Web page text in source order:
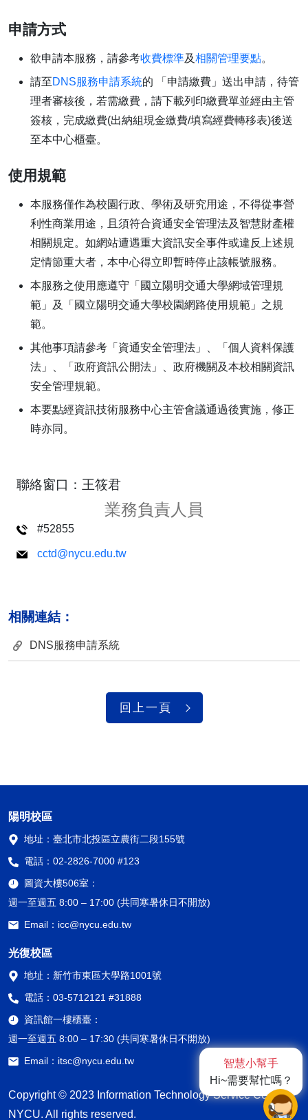
申請方式
欲申請本服務，請參考收費標準及相關管理要點。
請至DNS服務申請系統的 「申請繳費」送出申請，待管
理者審核後，若需繳費，請下載列印繳費單並經由主管
簽核，完成繳費(出納組現金繳費/填寫經費轉移表)後送
至本中心櫃臺。
使用規範
本服務僅作為校園行政、學術及研究用途，不得從事營
利性商業用途，且須符合資通安全管理法及智慧財產權
相關規定。如網站遭遇重大資訊安全事件或違反上述規
定情節重大者，本中心得立即暫時停止該帳號服務。
本服務之使用應遵守「國立陽明交通大學網域管理規
範」及「國立陽明交通大學校園網路使用規範」之規
範。
其他事項請參考「資通安全管理法」、「個人資料保護
法」、「政府資訊公開法」、政府機關及本校相關資訊
安全管理規範。
本要點經資訊技術服務中心主管會議通過後實施，修正
時亦同。
聯絡窗口：王筱君
業務負責人員
#52855
cctd@nycu.edu.tw
相關連結：
DNS服務申請系統
回上一頁
陽明校區
地址： 臺北市北投區立農街二段155號
電話： 02-2826-7000 #123
圖資大樓506室：
週一至週五 8:00 – 17:00 (共同寒暑休日不開放)
Email： icc@nycu.edu.tw
光復校區
地址： 新竹市東區大學路1001號
電話： 03-5712121 #31888
資訊館一樓櫃臺：
週一至週五 8:00 – 17:30 (共同寒暑休日不開放)
Email： itsc@nycu.edu.tw
Copyright © 2023 Information Technology Service Center,
NYCU. All rights reserved.
智慧小幫手
Hi~需要幫忙嗎？